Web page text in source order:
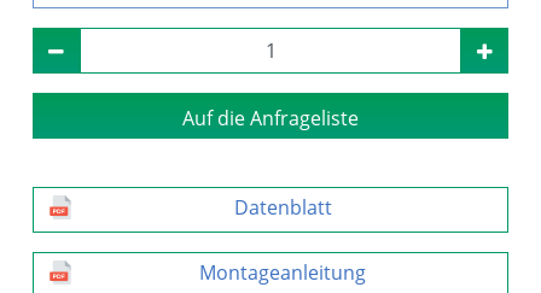
Auf die Anfrageliste
Datenblatt
Montageanleitung